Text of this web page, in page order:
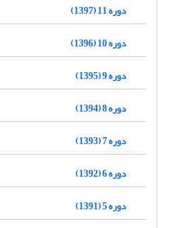
دوره 11 (1397)
دوره 10 (1396)
دوره 9 (1395)
دوره 8 (1394)
دوره 7 (1393)
دوره 6 (1392)
دوره 5 (1391)